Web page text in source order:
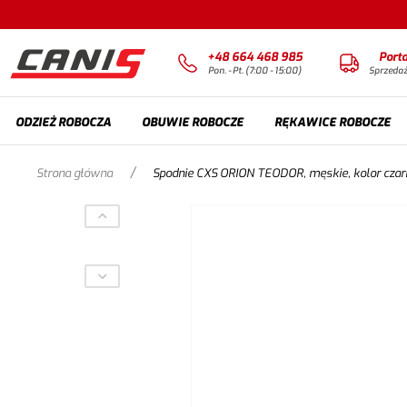
+48 664 468 985
Pon. - Pt. (7:00 - 15:00)
ODZIEŻ ROBOCZA OBUWIE ROBOCZE RĘKAWICE ROBOCZE
Strona główna / Spodnie CXS ORION TEODOR, męskie, kolor